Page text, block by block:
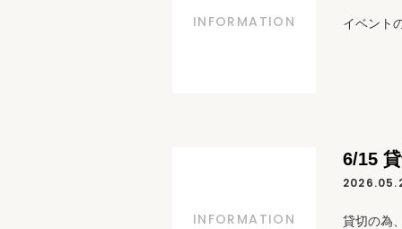
INFORMATION イベント
INFORMATION
6/15
貸切の為